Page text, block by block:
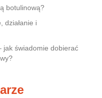
botulinową?
działanie i
jak świadomie dobierać